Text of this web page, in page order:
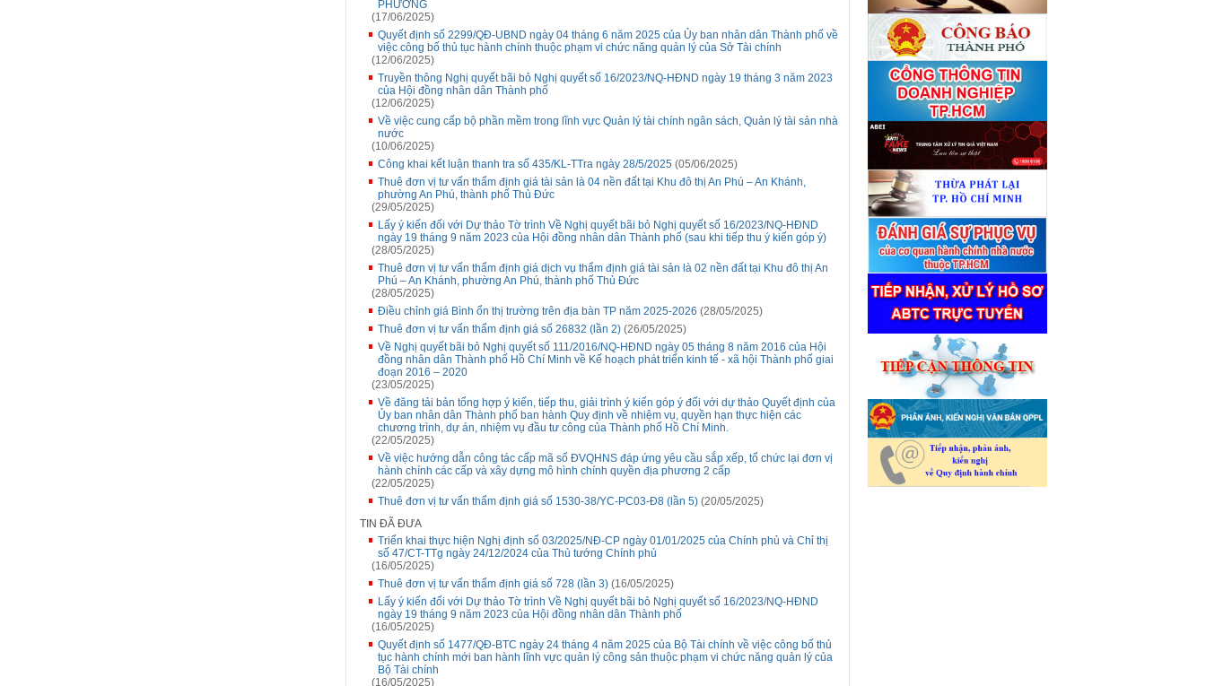
PHƯƠNG
(17/06/2025)
Quyết định số 2299/QĐ-UBND ngày 04 tháng 6 năm 2025 của Ủy ban nhân dân Thành phố về
việc công bố thủ tục hành chính thuộc phạm vi chức năng quản lý của Sở Tài chính
(12/06/2025)
Truyền thông Nghị quyết bãi bỏ Nghị quyết số 16/2023/NQ-HĐND ngày 19 tháng 3 năm 2023
của Hội đồng nhân dân Thành phố
(12/06/2025)
Về việc cung cấp bộ phần mềm trong lĩnh vực Quản lý tài chính ngân sách, Quản lý tài sản nhà
nước
(10/06/2025)
Công khai kết luận thanh tra số 435/KL-TTra ngày 28/5/2025 (05/06/2025)
Thuê đơn vị tư vấn thẩm định giá tài sản là 04 nền đất tại Khu đô thị An Phú – An Khánh,
phường An Phú, thành phố Thủ Đức
(29/05/2025)
Lấy ý kiến đối với Dự thảo Tờ trình Về Nghị quyết bãi bỏ Nghị quyết số 16/2023/NQ-HĐND
ngày 19 tháng 9 năm 2023 của Hội đồng nhân dân Thành phố (sau khi tiếp thu ý kiến góp ý)
(28/05/2025)
Thuê đơn vị tư vấn thẩm định giá dịch vụ thẩm định giá tài sản là 02 nền đất tại Khu đô thị An
Phú – An Khánh, phường An Phú, thành phố Thủ Đức
(28/05/2025)
Điều chỉnh giá Bình ổn thị trường trên địa bàn TP năm 2025-2026 (28/05/2025)
Thuê đơn vị tư vấn thẩm định giá số 26832 (lần 2) (26/05/2025)
Về Nghị quyết bãi bỏ Nghị quyết số 111/2016/NQ-HĐND ngày 05 tháng 8 năm 2016 của Hội
đồng nhân dân Thành phố Hồ Chí Minh về Kế hoạch phát triển kinh tế - xã hội Thành phố giai
đoạn 2016 – 2020
(23/05/2025)
Về đăng tải bản tổng hợp ý kiến, tiếp thu, giải trình ý kiến góp ý đối với dự thảo Quyết định của
Ủy ban nhân dân Thành phố ban hành Quy định về nhiệm vụ, quyền hạn thực hiện các
chương trình, dự án, nhiệm vụ đầu tư công của Thành phố Hồ Chí Minh.
(22/05/2025)
Về việc hướng dẫn công tác cấp mã số ĐVQHNS đáp ứng yêu cầu sắp xếp, tổ chức lại đơn vị
hành chính các cấp và xây dựng mô hình chính quyền địa phương 2 cấp
(22/05/2025)
Thuê đơn vị tư vấn thẩm định giá số 1530-38/YC-PC03-Đ8 (lần 5) (20/05/2025)
TIN ĐÃ ĐƯA
Triển khai thực hiện Nghị định số 03/2025/NĐ-CP ngày 01/01/2025 của Chính phủ và Chỉ thị
số 47/CT-TTg ngày 24/12/2024 của Thủ tướng Chính phủ
(16/05/2025)
Thuê đơn vị tư vấn thẩm định giá số 728 (lần 3) (16/05/2025)
Lấy ý kiến đối với Dự thảo Tờ trình Về Nghị quyết bãi bỏ Nghị quyết số 16/2023/NQ-HĐND
ngày 19 tháng 9 năm 2023 của Hội đồng nhân dân Thành phố
(16/05/2025)
Quyết định số 1477/QĐ-BTC ngày 24 tháng 4 năm 2025 của Bộ Tài chính về việc công bố thủ
tục hành chính mới ban hành lĩnh vực quản lý công sản thuộc phạm vi chức năng quản lý của
Bộ Tài chính
(16/05/2025)
UBND ngày 20 tháng 7 năm
2026 của Ủy ban nhân dân
Thành phố về việc công bố
danh mục thủ tục hành chính
nội bộ mới ban hành lĩnh vực
Công nghệ thông tin thuộc
phạm vi chức năng quản lý
của Sở Tài chính (27/07)
Thuê đơn vị tư vấn thẩm định
giá số C45701 (lần 2)
(27/07)
Thuê đơn vị tư vấn thẩm định
giá số 38965 (27/07)